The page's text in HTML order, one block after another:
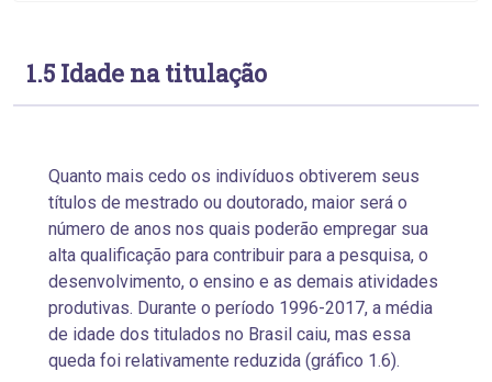
1.5 Idade na titulação
Quanto mais cedo os indivíduos obtiverem seus
títulos de mestrado ou doutorado, maior será o
número de anos nos quais poderão empregar sua
alta qualificação para contribuir para a pesquisa, o
desenvolvimento, o ensino e as demais atividades
produtivas. Durante o período 1996-2017, a média
de idade dos titulados no Brasil caiu, mas essa
queda foi relativamente reduzida (gráfico 1.6).